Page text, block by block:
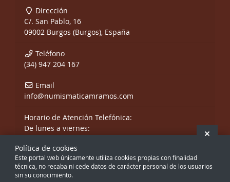
Dirección
C/. San Pablo, 16
09002 Burgos (Burgos), España
Teléfono
(34) 947 204 167
Email
info@numismaticamramos.com
Horario de Atención Telefónica:
De lunes a viernes:
y de 17:00 a 20:00 h.
Sábados, sólo mañanas.
Política de cookies
Este portal web únicamente utiliza cookies propias con finalidad
técnica, no recaba ni cede datos de carácter personal de los usuarios
sin su conocimiento.